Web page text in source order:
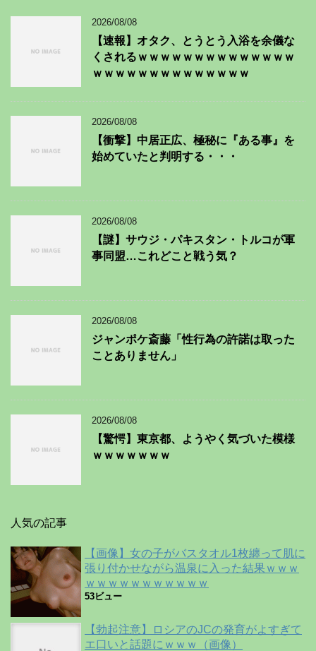
2026/08/08
【速報】オタク、とうとう入浴を余儀な
くされるｗｗｗｗｗｗｗｗｗｗｗｗｗｗ
ｗｗｗｗｗｗｗｗｗｗｗｗｗｗ
2026/08/08
【衝撃】中居正広、極秘に『ある事』を
始めていたと判明する・・・
2026/08/08
【謎】サウジ・パキスタン・トルコが軍
事同盟…これどこと戦う気？
2026/08/08
ジャンポケ斎藤「性行為の許諾は取った
ことありません」
2026/08/08
【驚愕】東京都、ようやく気づいた模様
ｗｗｗｗｗｗｗ
人気の記事
【画像】女の子がバスタオル1枚纏って肌に
張り付かせながら温泉に入った結果ｗｗｗ
ｗｗｗｗｗｗｗｗｗｗｗ
53ビュー
【勃起注意】ロシアのJCの発育がよすぎて
エ口いと話題にｗｗｗ（画像）